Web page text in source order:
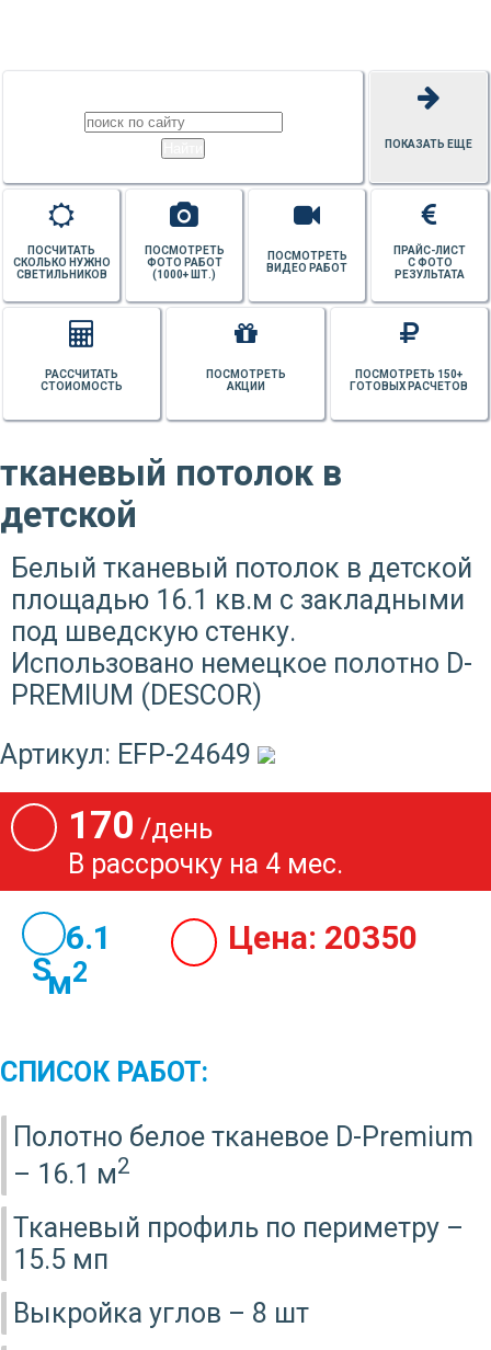
ПОКАЗАТЬ ЕЩЕ
ПРАЙС-ЛИСТ
С ФОТО
РЕЗУЛЬТАТА
ПОСМОТРЕТЬ
ВИДЕО РАБОТ
ПОСМОТРЕТЬ
ФОТО РАБОТ
(1000+ ШТ.)
ПОСЧИТАТЬ
СКОЛЬКО НУЖНО
СВЕТИЛЬНИКОВ
ПОСМОТРЕТЬ 150+
ГОТОВЫХ РАСЧЕТОВ
ПОСМОТРЕТЬ
АКЦИИ
РАССЧИТАТЬ
СТОИОМОСТЬ
тканевый потолок в
детской
Белый тканевый потолок в детской
площадью 16.1 кв.м с закладными
под шведскую стенку.
Использовано немецкое полотно D-
PREMIUM (DESCOR)
Артикул: EFP-24649
170 /день
В рассрочку на 4 мес.
16.1
м2
Цена: 20350
СПИСОК РАБОТ:
Полотно белое тканевое D-Premium
– 16.1 м2
Тканевый профиль по периметру –
15.5 мп
Выкройка углов – 8 шт